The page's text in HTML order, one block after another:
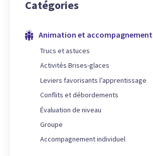
Catégories
Animation et accompagnement
Trucs et astuces
Activités Brises-glaces
Leviers favorisants l’apprentissage
Conflits et débordements
Évaluation de niveau
Groupe
Accompagnement individuel